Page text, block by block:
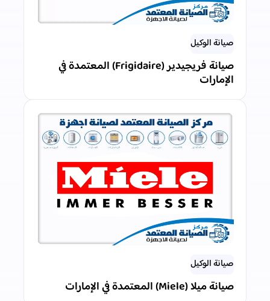
صيانة الوكيل
صيانة فريجيدير (Frigidaire) المعتمدة في
الإمارات
صيانة الوكيل
صيانة ميلا (Miele) المعتمدة في الإمارات